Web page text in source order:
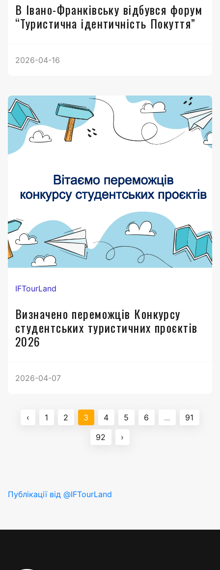
В Івано-Франківську відбувся форум
“Туристична ідентичність Покуття”
2026-04-16
IFTourLand
Визначено переможців Конкурсу
студентських туристичних проєктів
2026
2026-04-07
‹ 1 2 3 4 5 6 ...
91
92
›
Публікації від @IFTourLand